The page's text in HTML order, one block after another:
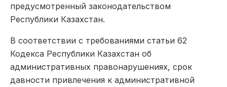
предусмотренный законодательством
Республики Казахстан.
В соответствии с требованиями статьи 62
Кодекса Республики Казахстан об
административных правонарушениях, срок
давности привлечения к административной